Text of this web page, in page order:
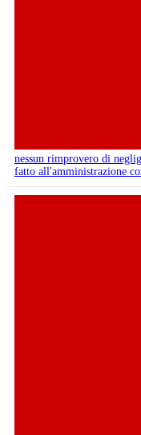
nessun rimprovero di
fatto all'amministrazione